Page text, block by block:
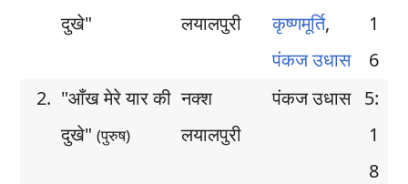
दुखे"
लयालपुरी
कृष्णमूर्ति,
पंकज उधास
1
6
2. "आँख मेरे यार की
दुखे" (पुरुष)
नक्श
लयालपुरी
पंकज उधास 5:
1
8